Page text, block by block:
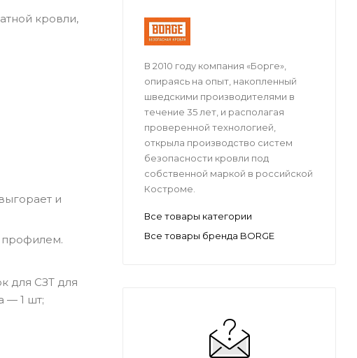
кровли,
и
профилем.
для СЗТ для
— 1 шт;
В 2010 году компания «Борге»,
опираясь на опыт, накопленный
шведскими производителями в
течение 35 лет, и располагая
проверенной технологией,
открыла производство систем
безопасности кровли под
собственной маркой в российской
Костроме.
Все товары категории
Все товары бренда BORGE